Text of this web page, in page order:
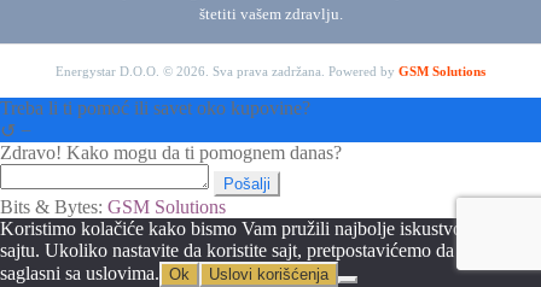
štetiti vašem zdravlju.
Energystar D.O.O. © 2026. Sva prava zadržana. Powered by GSM Solutions
Treba li ti pomoć ili savet oko kupovine?
↺ −
Zdravo! Kako mogu da ti pomognem danas?
Pošalji
Bits & Bytes: GSM Solutions
Koristimo kolačiće kako bismo Vam pružili najbolje iskustvo na našem
sajtu. Ukoliko nastavite da koristite sajt, pretpostavićemo da ste
saglasni sa uslovima. Ok Uslovi korišćenja